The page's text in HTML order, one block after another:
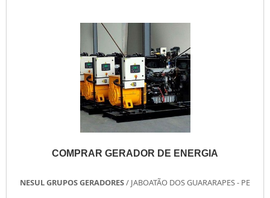
COMPRAR GERADOR DE ENERGIA
NESUL GRUPOS GERADORES/ JABOATÃO DOS GUARARAPES - PE